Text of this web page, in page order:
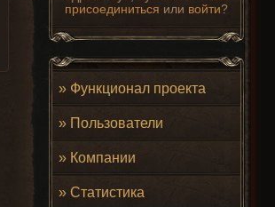
присоединиться или войти?
» Функционал проекта
» Пользователи
» Компании
» Статистика